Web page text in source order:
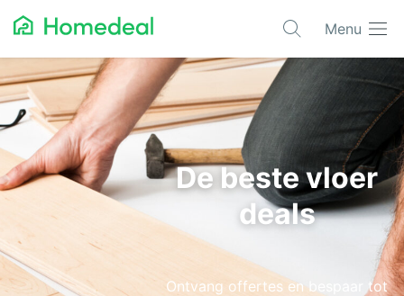
Menu
Populaire projecten
Aannemer
Airco
Alarmsystemen
Architect
Asbest
De beste vloer
deals
Ontvang offertes en bespaar tot